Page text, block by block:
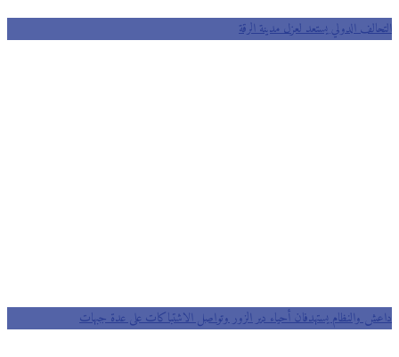
التحالف الدولي يستعد لعزل مدينة الرقة
داعش والنظام يستهدفان أحياء دير الزور وتواصل الاشتباكات على عدة جبهات